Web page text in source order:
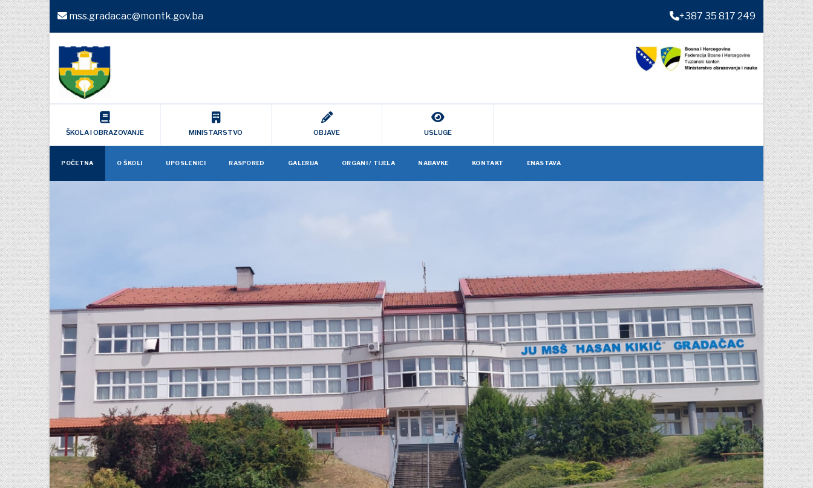
mss.gradacac@montk.gov.ba +387 35 817 249
ŠKOLA I OBRAZOVANJE MINISTARSTVO OBJAVE USLUGE
POČETNA O ŠKOLI UPOSLENICI RASPORED GALERIJA ORGANI / TIJELA NABAVKE KONTAKT ENASTAVA